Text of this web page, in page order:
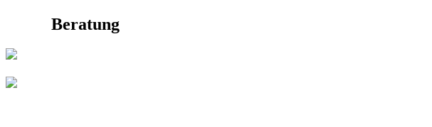
Beratung